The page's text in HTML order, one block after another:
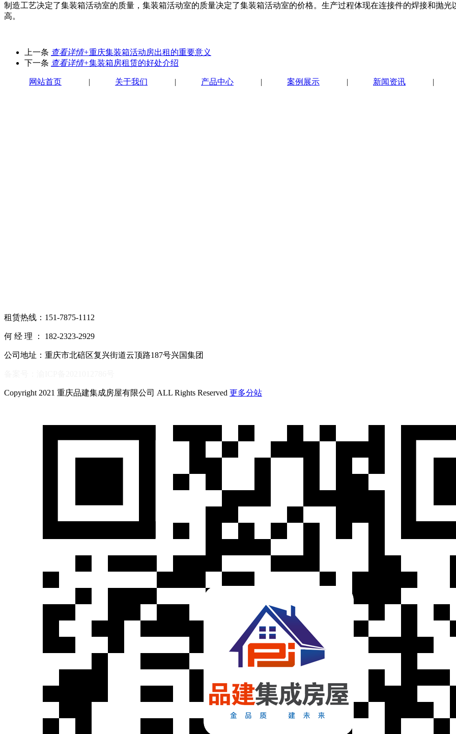
制造工艺决定了集装箱活动室的质量，集装箱活动室的质量决定了集装箱活动室的价格。生产过程体现在连接件的焊接和抛
高。
上一条 查看详情+重庆集装箱活动房出租的重要意义
下一条 查看详情+集装箱房租赁的好处介绍
网站首页 | 关于我们 | 产品中心 | 案例展示 | 新闻资讯 |
租赁热线：151-7875-1112
何 经 理 ： 182-2323-2929
公司地址：重庆市北碚区复兴街道云顶路187号兴国集团
Copyright 2021 重庆品建集成房屋有限公司 ALL Rights Reserved 更多分站